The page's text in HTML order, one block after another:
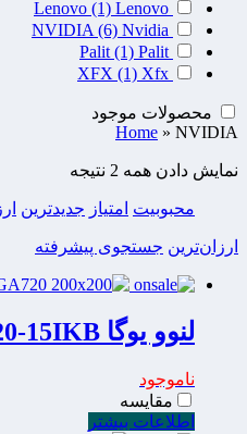
Lenovo (1) Lenovo
NVIDIA (6) Nvidia
Palit (1) Palit
XFX (1) Xfx
محصولات موجود
Home » NVIDIA
نمایش دادن همه 2 نتیجه
محبوبیت امتیاز جدیدترین
ارزان‌ترین جستجوی پیشرفته
لنوو یوگا Lenovo YOGA 720-15IKB
ناموجود
مقایسه
اطلاعات بیشتر